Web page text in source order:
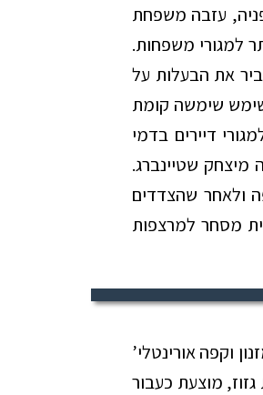
פניה, עזבה משפחת
למגורי משפחות.
את הבעלות על
שימשה קומת
דיירים בדמי
שטיינברג.
ולאחר שהצדדים
מסחר למרצפות
וקפה אורינטלי’
מוצעת כעבור